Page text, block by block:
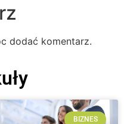
dodać komentarz.
BIZNES